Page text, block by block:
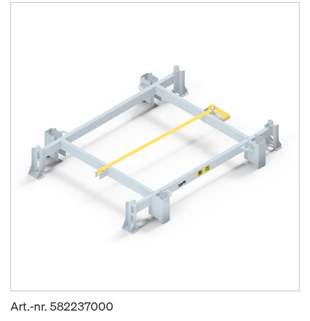
Art.-nr. 582237000